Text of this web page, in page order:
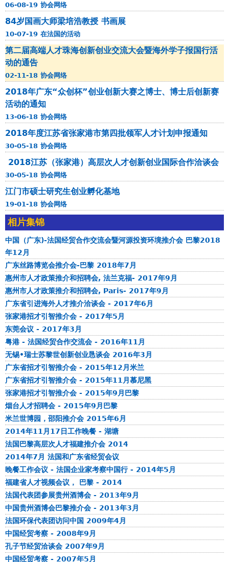
l
i
t
é
e
H
e
u
a
n
d
u
G
u
a
n
g
d
n
g
2
0
1
9
第
领
军
才
划
申
报
06-08-19 协会网络
84岁国画大师梁培浩教授 书画展
10-07-19 在法国的活动
第二届高端人才珠海创新创业交流大会暨海外学子报国行活
动的通告
02-11-18 协会网络
2018年广东“众创杯”创业创新大赛之博士、博士后创新赛
活动的通知
13-06-18 协会网络
2018年度江苏省张家港市第四批领军人才计划申报通知
30-05-18 协会网络
2018江苏（张家港）高层次人才创新创业国际合作洽谈会
30-05-18 协会网络
江门市硕士研究生创业孵化基地
19-01-18 协会网络
相片集锦
中国（广东)-法国经贸合作交流会暨河源投资环境推介会 巴黎2018
年12月
广东丝路博览会推介会-巴黎 2018年7月
惠州市人才政策推介和招聘会, 法兰克福- 2017年9月
惠州市人才政策推介和招聘会, Paris- 2017年9月
广东省引进海外人才推介洽谈会 - 2017年6月
张家港招才引智推介会 - 2017年5月
东莞会议 - 2017年3月
粤港 - 法国经贸合作交流会 - 2016年11月
无锡•瑞士苏黎世创新创业恳谈会 2016年3月
广东省招才引智推介会 - 2015年12月米兰
广东省招才引智推介会 - 2015年11月慕尼黑
张家港招才引智推介会 - 2015年9月巴黎
烟台人才招聘会 - 2015年9月巴黎
米兰世博园，邵阳推介会 2015年6月
2014年11月17日工作晚餐 - 湖塘
法国巴黎高层次人才福建推介会 2014
2014年7月 法国和广东省经贸会议
晚餐工作会议 - 法国企业家考察中国行 - 2014年5月
福建省人才视频会议， 巴黎 - 2014
法国代表团参展贵州酒博会 - 2013年9月
中国贵州酒博会巴黎推介会 - 2013年3月
法国环保代表团访问中国 2009年4月
中国经贸考察 - 2008年9月
孔子节经贸洽谈会 2007年9月
中国经贸考察 - 2007年5月